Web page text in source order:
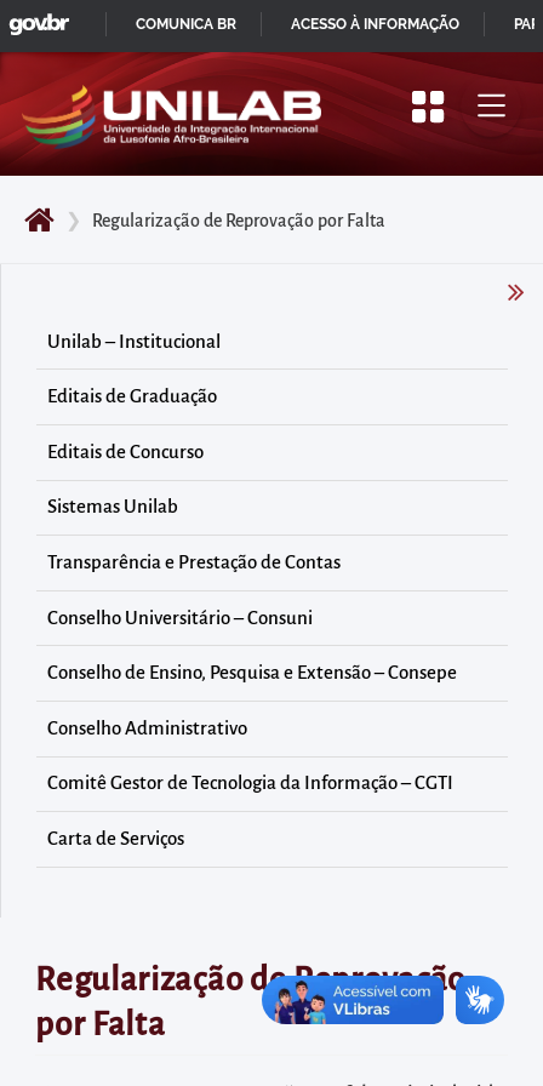
Pular
para
início
do
principal
Acessar
diretamente
o
Acessar
diretamente
área
para
realizar
buscas
internas
Acessar
no
rodapé
❯ Regularização de Reprovação por Falta
Regularização de Reprovação
por Falta
Unilab – Institucional
Editais de Graduação
Editais de Concurso
Sistemas Unilab
Transparência e Prestação de Contas
Conselho Universitário – Consuni
Conselho de Ensino, Pesquisa e Extensão – Consepe
Conselho Administrativo
Comitê Gestor de Tecnologia da Informação – CGTI
Carta de Serviços
IR
PARA
CONTEÚDO
GOVBR
COMUNICA BR ACESSO À INFORMAÇÃO